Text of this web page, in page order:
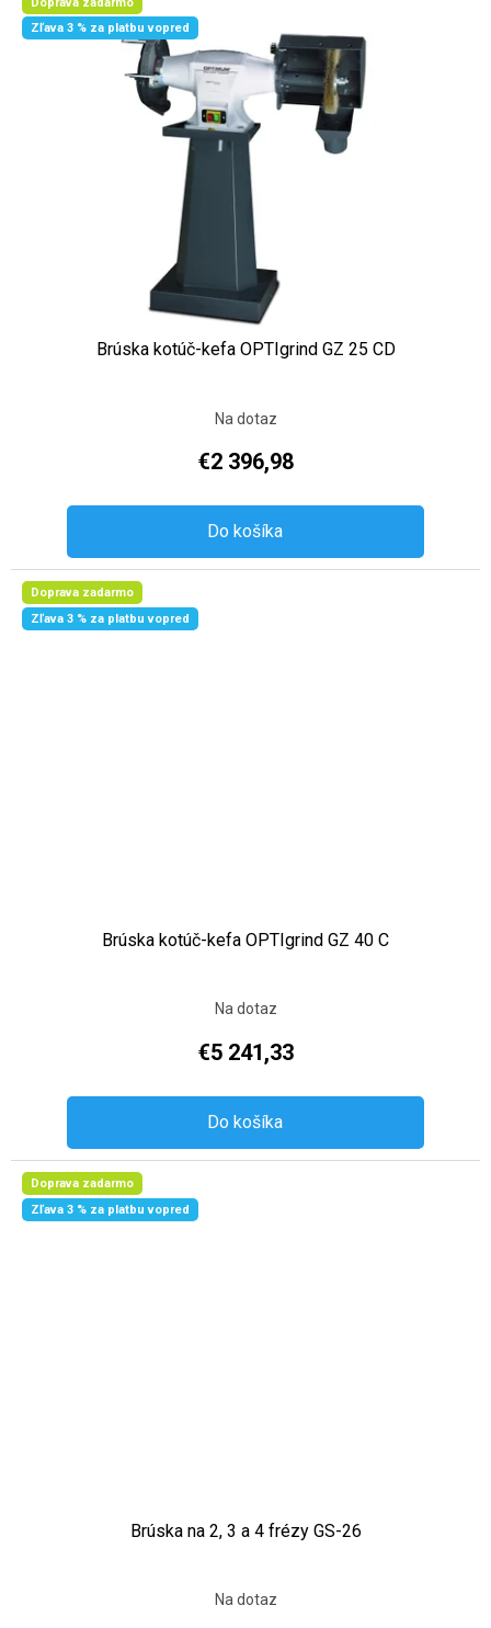
Zľava 3 % za platbu vopred
Brúska kotúč-kefa OPTIgrind GZ 25 CD
Na dotaz
€2 396,98
Do košíka
Doprava zadarmo
Zľava 3 % za platbu vopred
Brúska kotúč-kefa OPTIgrind GZ 40 C
Na dotaz
€5 241,33
Do košíka
Doprava zadarmo
Zľava 3 % za platbu vopred
Brúska na 2, 3 a 4 frézy GS-26
Na dotaz